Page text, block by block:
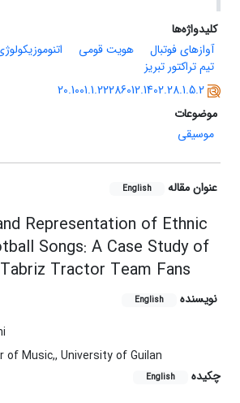
کلیدواژه‌ها
آوازهای فوتبال
هویت قومی
تیم تراکتور تبریز
20.1001.1.22286012.1402.28.1.5.2
موضوعات
موسیقی
عنوان مقاله English
Representation of Ethnic
Songs: A Case Study of
Tractor Team Fans
نویسنده English
Music,, University of Guilan
چکیده
English